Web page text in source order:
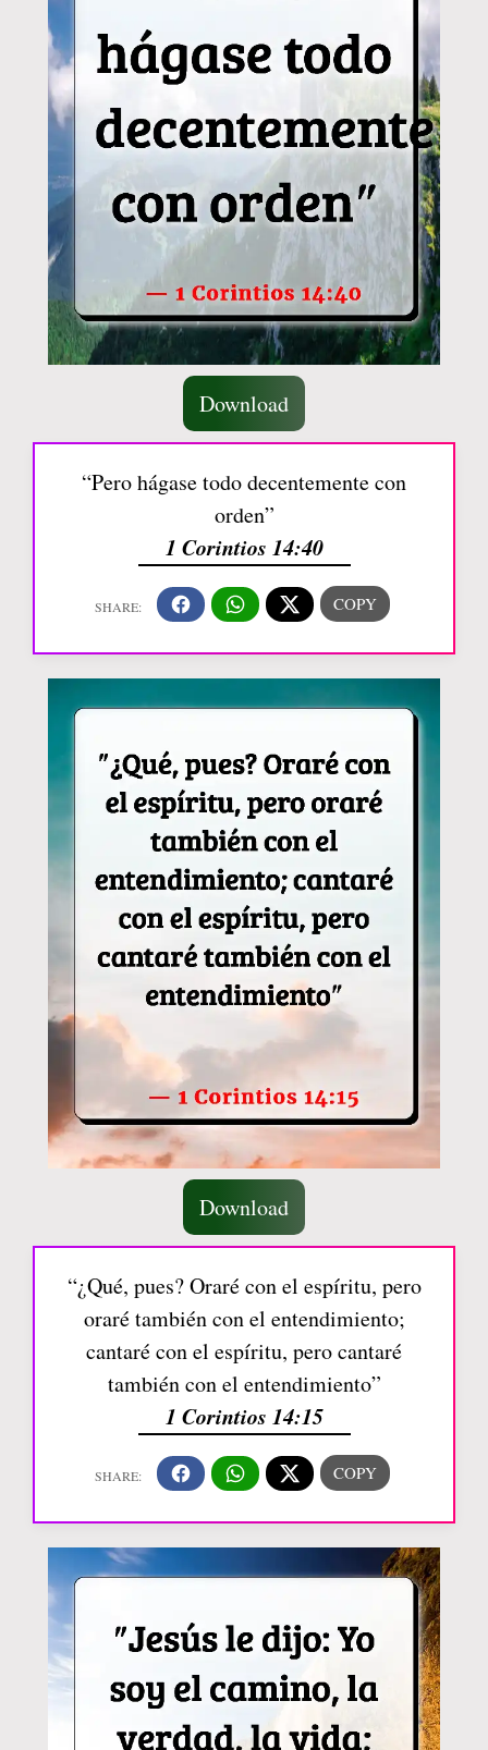
Download
“Pero hágase todo decentemente con
orden”
1 Corintios 14:40
Download
“¿Qué, pues? Oraré con el espíritu, pero
oraré también con el entendimiento;
cantaré con el espíritu, pero cantaré
también con el entendimiento”
1 Corintios 14:15